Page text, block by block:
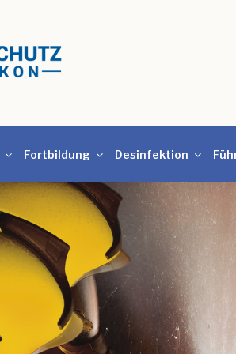
Fortbildung Desinfektion